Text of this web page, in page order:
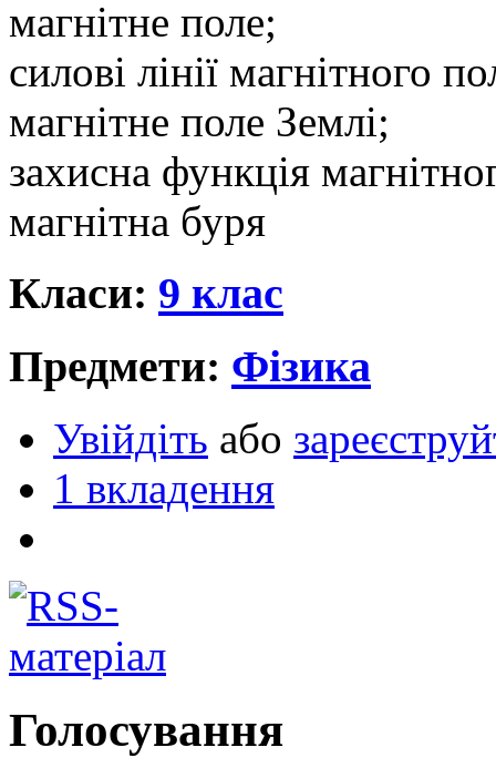
магнітне поле;
силові лінії магнітного
магнітне поле Землі;
захисна функція
магнітна буря
Класи: 9 клас
Предмети: Фізика
Увійдіть або
1 вкладення
Голосування